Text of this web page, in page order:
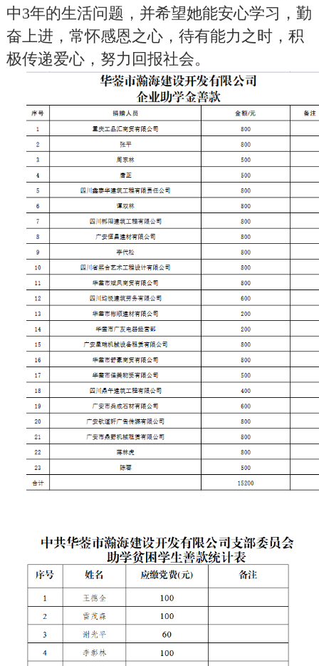
中3年的生活问题，并希望她能安心学习，勤
奋上进，常怀感恩之心，待有能力之时，积
极传递爱心，努力回报社会。